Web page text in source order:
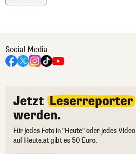
Social Media
Jetzt Leserreporter
werden.
Für jedes Foto in "Heute" oder jedes Video
auf Heute.at gibt es 50 Euro.